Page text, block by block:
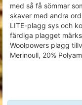
med så få sömmar
skaver med andra
LITE-plagg sys och
färdiga plagget
Woolpowers plagg
Merinoull, 20%